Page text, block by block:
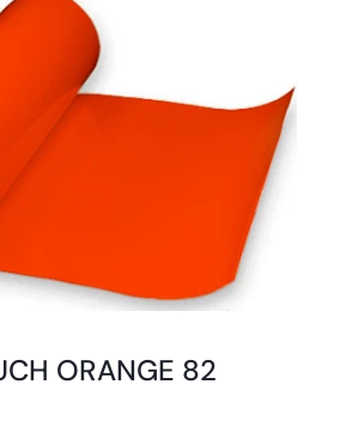
ORANGE 82